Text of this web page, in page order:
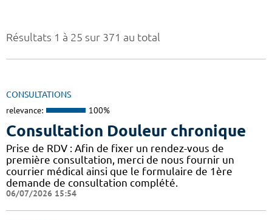
Résultats 1 à 25 sur 371 au total
CONSULTATIONS
relevance: 100%
Consultation Douleur chronique
Prise de RDV : Afin de fixer un rendez-vous de
première consultation, merci de nous fournir un
courrier médical ainsi que le formulaire de 1ère
demande de consultation complété.
06/07/2026 15:54